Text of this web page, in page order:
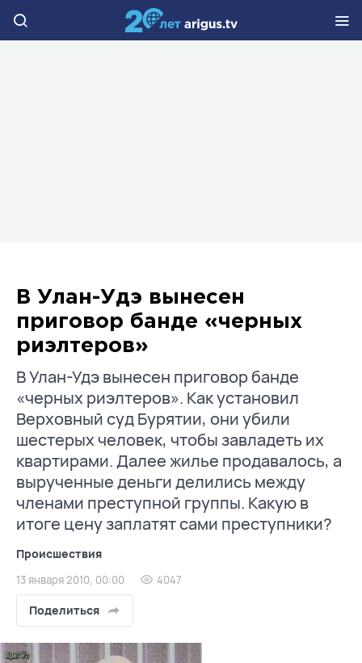
В Улан-Удэ вынесен
приговор банде «черных
риэлтеров»
В Улан-Удэ вынесен приговор банде
«черных риэлтеров». Как установил
Верховный суд Бурятии, они убили
шестерых человек, чтобы завладеть их
квартирами. Далее жилье продавалось, а
вырученные деньги делились между
членами преступной группы. Какую в
итоге цену заплатят сами преступники?
Происшествия
13 января 2010, 00:00 4047
Поделиться